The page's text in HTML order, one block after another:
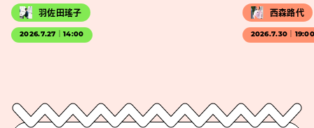
羽佐田瑤子
2026.7.27｜14:00
西森路代
2026.7.30｜